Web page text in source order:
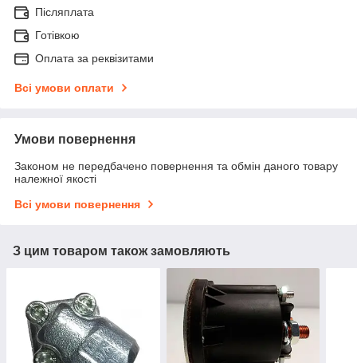
Післяплата
Готівкою
Оплата за реквізитами
Всі умови оплати
Умови повернення
Законом не передбачено повернення та обмін даного товару
належної якості
Всі умови повернення
З цим товаром також замовляють